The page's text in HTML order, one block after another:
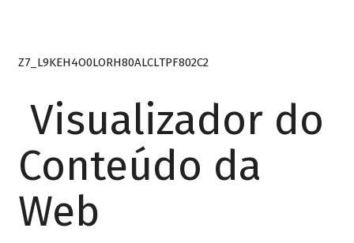
Z7_L9KEH4O0LORH80ALCLTPF802C2
Visualizador do
Conteúdo da
Web